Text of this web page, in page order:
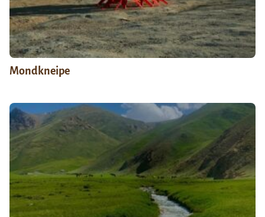
Mondkneipe